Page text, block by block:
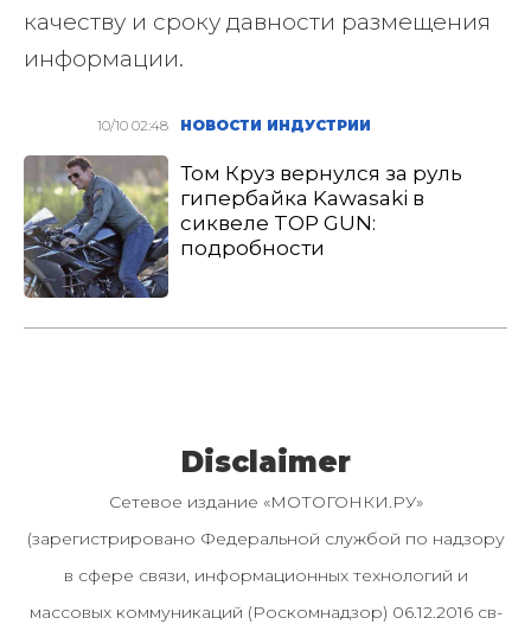
качеству и сроку давности размещения
информации.
10/10 02:48 НОВОСТИ ИНДУСТРИИ
Том Круз вернулся за руль
гипербайка Kawasaki в
сиквеле TOP GUN:
подробности
Disclaimer
Сетевое издание «МОТОГОНКИ.РУ»
(зарегистрировано Федеральной службой по надзору
в сфере связи, информационных технологий и
массовых коммуникаций (Роскомнадзор) 06.12.2016 св-